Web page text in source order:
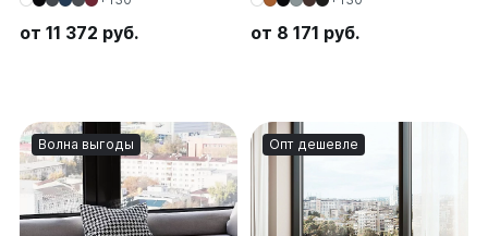
от 11 372 руб. от 8 171 руб.
Волна выгоды Опт дешевле